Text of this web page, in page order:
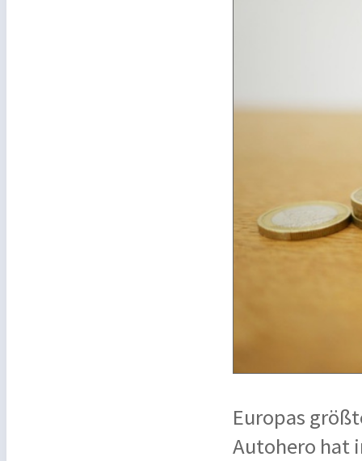
Europas
Autohero hat